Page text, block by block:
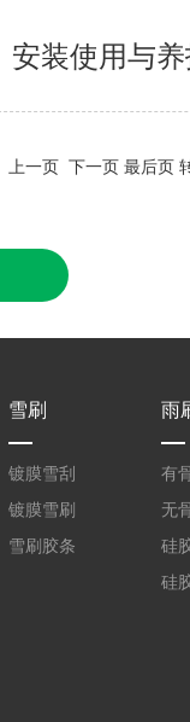
安装使用与
上一页 下一页 最后页
雪刷
镀膜雪刮
镀膜雪刷
雪刷胶条
雨
有
无
硅
硅